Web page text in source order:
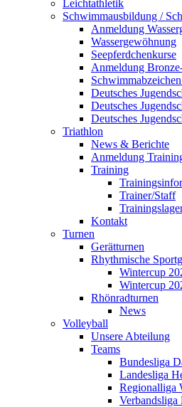
Leichtathletik
Schwimmausbildung /
Anmeldung
Wassergewöhnung
Seepferdchenkurse
Anmeldung
Deutsches
Deutsches
Deutsches
Triathlon
News & Berichte
Anmeldung
Training
Trainer/Staff
Kontakt
Turnen
Gerätturnen
Rhythmische
Wintercup
Wintercup
Rhönradturnen
News
Volleyball
Unsere Abteilung
Teams
Bundesliga
Landesliga
Regionalliga
Verbandsliga